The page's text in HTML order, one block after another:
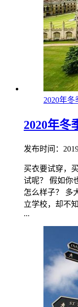
2020年
2020年冬
发布时间：
买衣要试穿，
试呢？ 假如你
怎么样子？ 多
立学校，却不
...